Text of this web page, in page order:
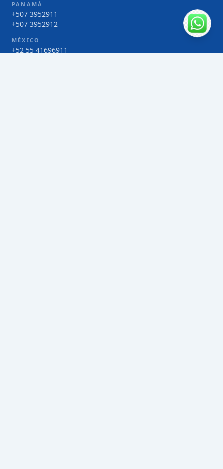
PANAMÁ
+507 3952911
+507 3952912
MÉXICO
+52 55 41696911